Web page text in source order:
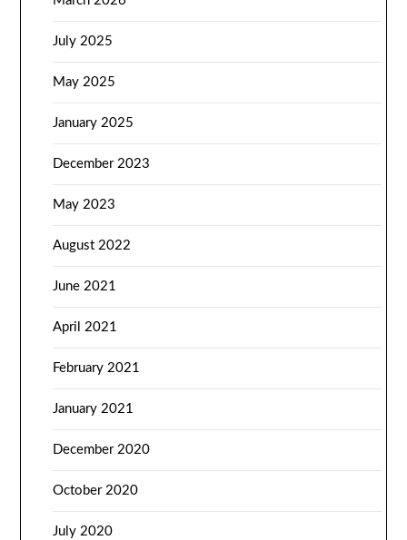
July 2025
May 2025
January 2025
December 2023
May 2023
August 2022
June 2021
April 2021
February 2021
January 2021
December 2020
October 2020
July 2020